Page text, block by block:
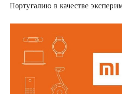
Португалию в качестве